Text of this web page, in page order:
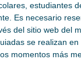
estudiantes
Es necesario
del sitio web del
se realizan
momentos más